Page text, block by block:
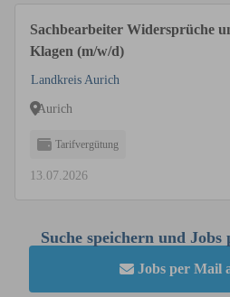
Sachbearbeiter Widersprüche
Klagen (m/w/d)
Landkreis Aurich
Aurich
Tarifvergütung
13.07.2026
Suche speichern und
Jobs per Mail